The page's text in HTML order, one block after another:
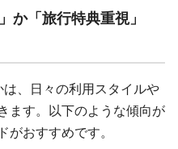
か「旅行特典重視」
、日々の利用スタイルや
ます。以下のような傾向が
がおすすめです。